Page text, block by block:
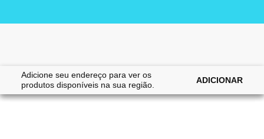
Adicione seu endereço para ver os
produtos disponíveis na sua região.
ADICIONAR
Home|Gatos|Brinquedos